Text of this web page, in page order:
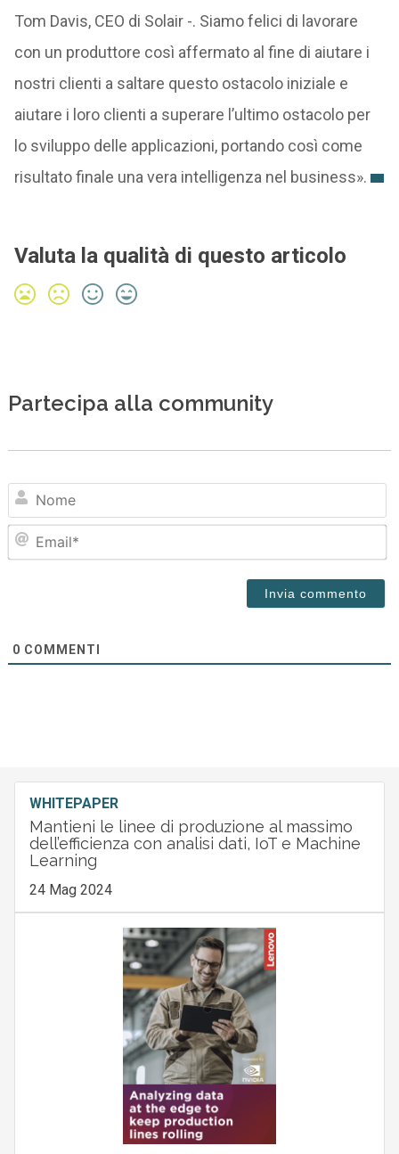
Tom Davis, CEO di Solair -. Siamo felici di lavorare
con un produttore così affermato al fine di aiutare i
nostri clienti a saltare questo ostacolo iniziale e
aiutare i loro clienti a superare l’ultimo ostacolo per
lo sviluppo delle applicazioni, portando così come
risultato finale una vera intelligenza nel business».
Valuta la qualità di questo articolo
Partecipa alla community
0 COMMENTI
WHITEPAPER
Mantieni le linee di produzione al massimo
dell’efficienza con analisi dati, IoT e Machine
Learning
24 Mag 2024